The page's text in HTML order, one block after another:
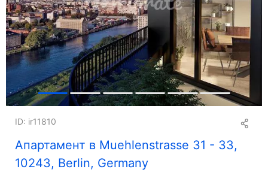
Апартамент в Muehlenstrasse 31 - 33,
10243, Berlin, Germany
ID: ir11810